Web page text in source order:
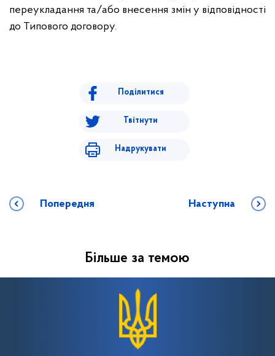
переукладання та/або внесення змін у відповідності
до Типового договору.
Поділитися
Твітнути
Надрукувати
Попередня Наступна
Більше за темою